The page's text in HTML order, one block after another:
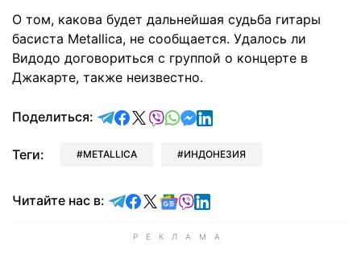
О том, какова будет дальнейшая судьба гитары
басиста Metallica, не сообщается. Удалось ли
Видодо договориться с группой о концерте в
Джакарте, также неизвестно.
Поделиться: отправить в Telegram
поделиться в Facebook
поделиться в X
отправить в Viber
отправить в Whatsapp
отправить в Messenger
отправить в LinkedIn
Теги: METALLICA ИНДОНЕЗИЯ
Читайте нас в: Читайте в Telegram
Читайте в Facebook
Читайте в X
Читайте в Google news
Читайте в Viber
Читайте в LinkedIn